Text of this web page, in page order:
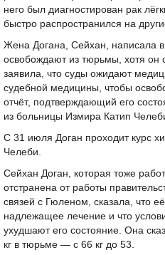
него был диагностирован рак
быстро распространился на
Жена Догана, Сейхан, написала
освобождают из тюрьмы, хотя он
заявила, что суды ожидают
судебной медицины, чтобы
отчёт, подтверждающий его
из больницы Измира Катип
С 31 июля Доган проходит курс
Челеби.
Сейхан Доган, которая тоже
отстранена от работы
связей с Гюленом, сказала, что
надлежащее лечение и что
ухудшают его состояние. Она
кг в тюрьме — с 66 кг до 53.